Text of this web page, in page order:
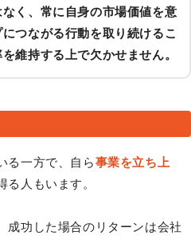
く、常に自身の市場価値を意
つながる行動を取り続けるこ
維持する上で欠かせません。
る一方で、自ら事業を立ち上
人もいます。
成功した場合のリターンは会社